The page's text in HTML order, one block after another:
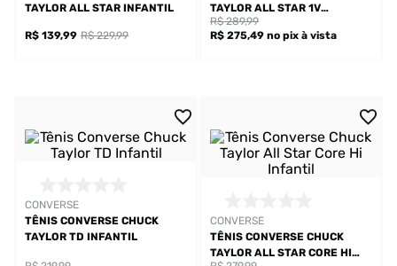
TAYLOR ALL STAR INFANTIL
R$ 139,99 R$ 229,99
TAYLOR ALL STAR 1V
INFANTIL
R$ 275,49 no pix à vista
R$ 289,99
CONVERSE
TÊNIS CONVERSE CHUCK
TAYLOR TD INFANTIL
CONVERSE
TÊNIS CONVERSE CHUCK
TAYLOR ALL STAR CORE HI